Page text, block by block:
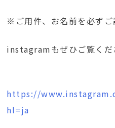
※ご用件、お名前を必ずご
instagramもぜひご覧く
https://
hl=ja